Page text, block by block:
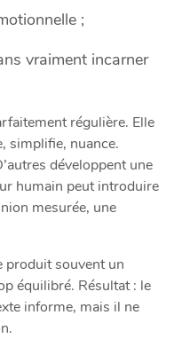
;
vraiment incarner
régulière. Elle
simplifie, nuance.
développent une
humain peut introduire
mesurée, une
produit souvent un
équilibré. Résultat : le
informe, mais il ne